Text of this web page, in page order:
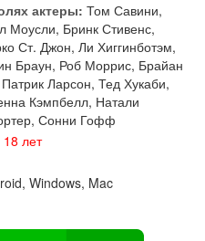
актеры: Том Савини,
Моусли, Бринк Стивенс,
Ст. Джон, Ли Хиггинботэм,
Браун, Роб Моррис, Брайан
Ларсон, Тед Хукаби,
Кэмпбелл, Натали
, Сонни Гофф
лет
Windows, Mac